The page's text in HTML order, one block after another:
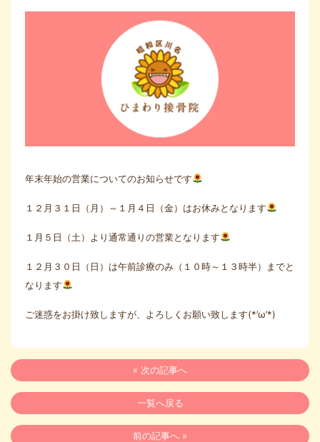
年末年始の営業についてのお知らせです
１２月３１日（月）～１月４日（金）はお休みとなります
１月５日（土）より通常通りの営業となります
１２月３０日（日）は午前診療のみ（１０時～１３時半）までと
なります
ご迷惑をお掛け致しますが、よろしくお願い致します(*’ω’*)
« 次の記事へ
一覧へ戻る
前の記事へ »